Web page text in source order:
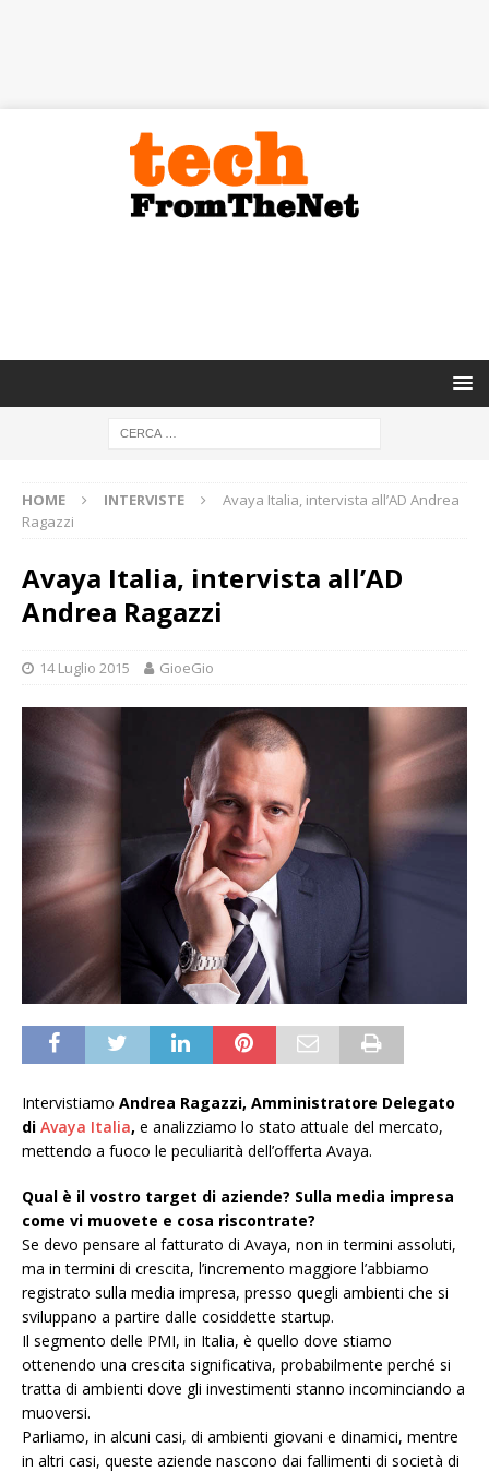
HOME INTERVISTE
Avaya Italia, intervista all’AD Andrea
Ragazzi
Avaya Italia, intervista all’AD
Andrea Ragazzi
14 Luglio 2015 GioeGio
Intervistiamo Andrea Ragazzi, Amministratore Delegato
di Avaya Italia, e analizziamo lo stato attuale del mercato,
mettendo a fuoco le peculiarità dell’offerta Avaya.
Qual è il vostro target di aziende? Sulla media impresa
come vi muovete e cosa riscontrate?
Se devo pensare al fatturato di Avaya, non in termini assoluti,
ma in termini di crescita, l’incremento maggiore l’abbiamo
registrato sulla media impresa, presso quegli ambienti che si
sviluppano a partire dalle cosiddette startup.
Il segmento delle PMI, in Italia, è quello dove stiamo
ottenendo una crescita significativa, probabilmente perché si
tratta di ambienti dove gli investimenti stanno incominciando a
muoversi.
Parliamo, in alcuni casi, di ambienti giovani e dinamici, mentre
in altri casi, queste aziende nascono dai fallimenti di società di